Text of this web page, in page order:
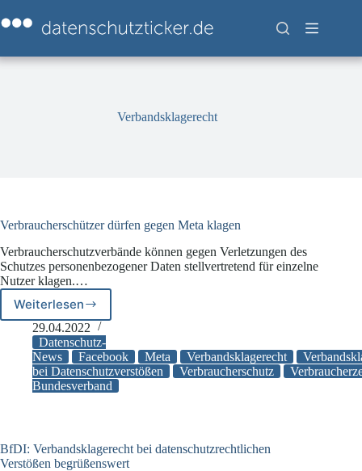
Inhalt
springen
Verbandsklagerecht
Verbraucherschützer dürfen gegen Meta klagen
Verbraucherschutzverbände können gegen Verletzungen des
Schutzes personenbezogener Daten stellvertretend für einzelne
Nutzer klagen.…
WeiterlesenVerbraucherschützer
dürfen
gegen
Meta
klagen
29.04.2022
Datenschutz-
News
Facebook Meta Verbandsklagerecht
bei Datenschutzverstößen
Verbraucherschutz
Bundesverband
BfDI: Verbandsklagerecht bei datenschutzrechtlichen
Verstößen begrüßenswert